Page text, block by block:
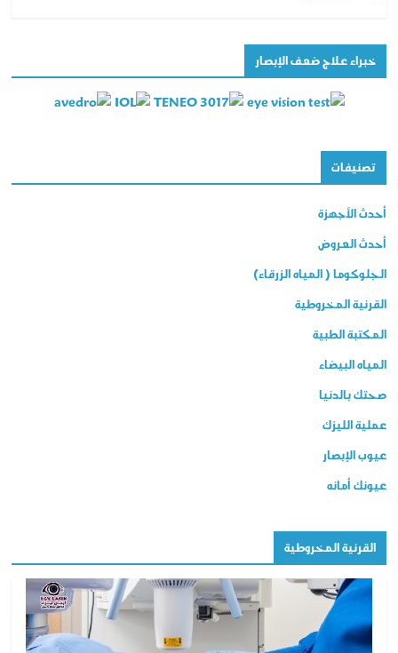
خبراء علاج ضعف الإبصار
تصنيفات
أحدث الأجهزة
أحدث العروض
الجلوكوما ( المياه الزرقاء)
القرنية المخروطية
المكتبة الطبية
المياه البيضاء
صحتك بالدنيا
عملية الليزك
عيوب الإبصار
عيونك أمانه
القرنية المخروطية